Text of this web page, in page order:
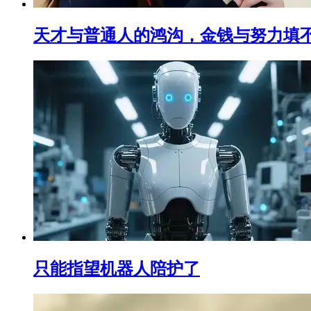
天才与普通人的鸿沟，金钱与努力填
只能指望机器人陪护了